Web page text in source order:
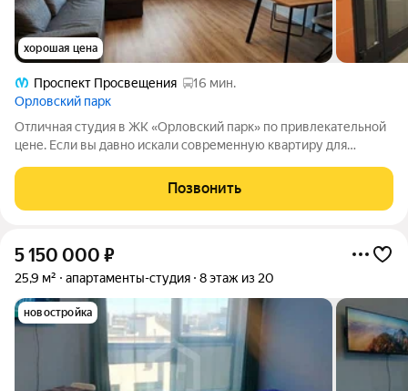
хорошая цена
Проспект Просвещения
16 мин.
Орловский парк
Отличная студия в ЖК «Орловский парк» по привлекательной
цене. Если вы давно искали современную квартиру для
предложение точно заслуживает вашего внимания. Продаётся
уютная студия 25,9 м на 10
Позвонить
5 150 000 ₽
25,9 м² апартаменты-студия 8 этаж из 20
новостройка